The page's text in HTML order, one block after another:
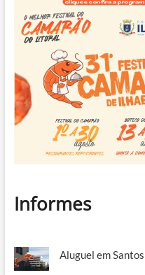
Informes
Aluguel em